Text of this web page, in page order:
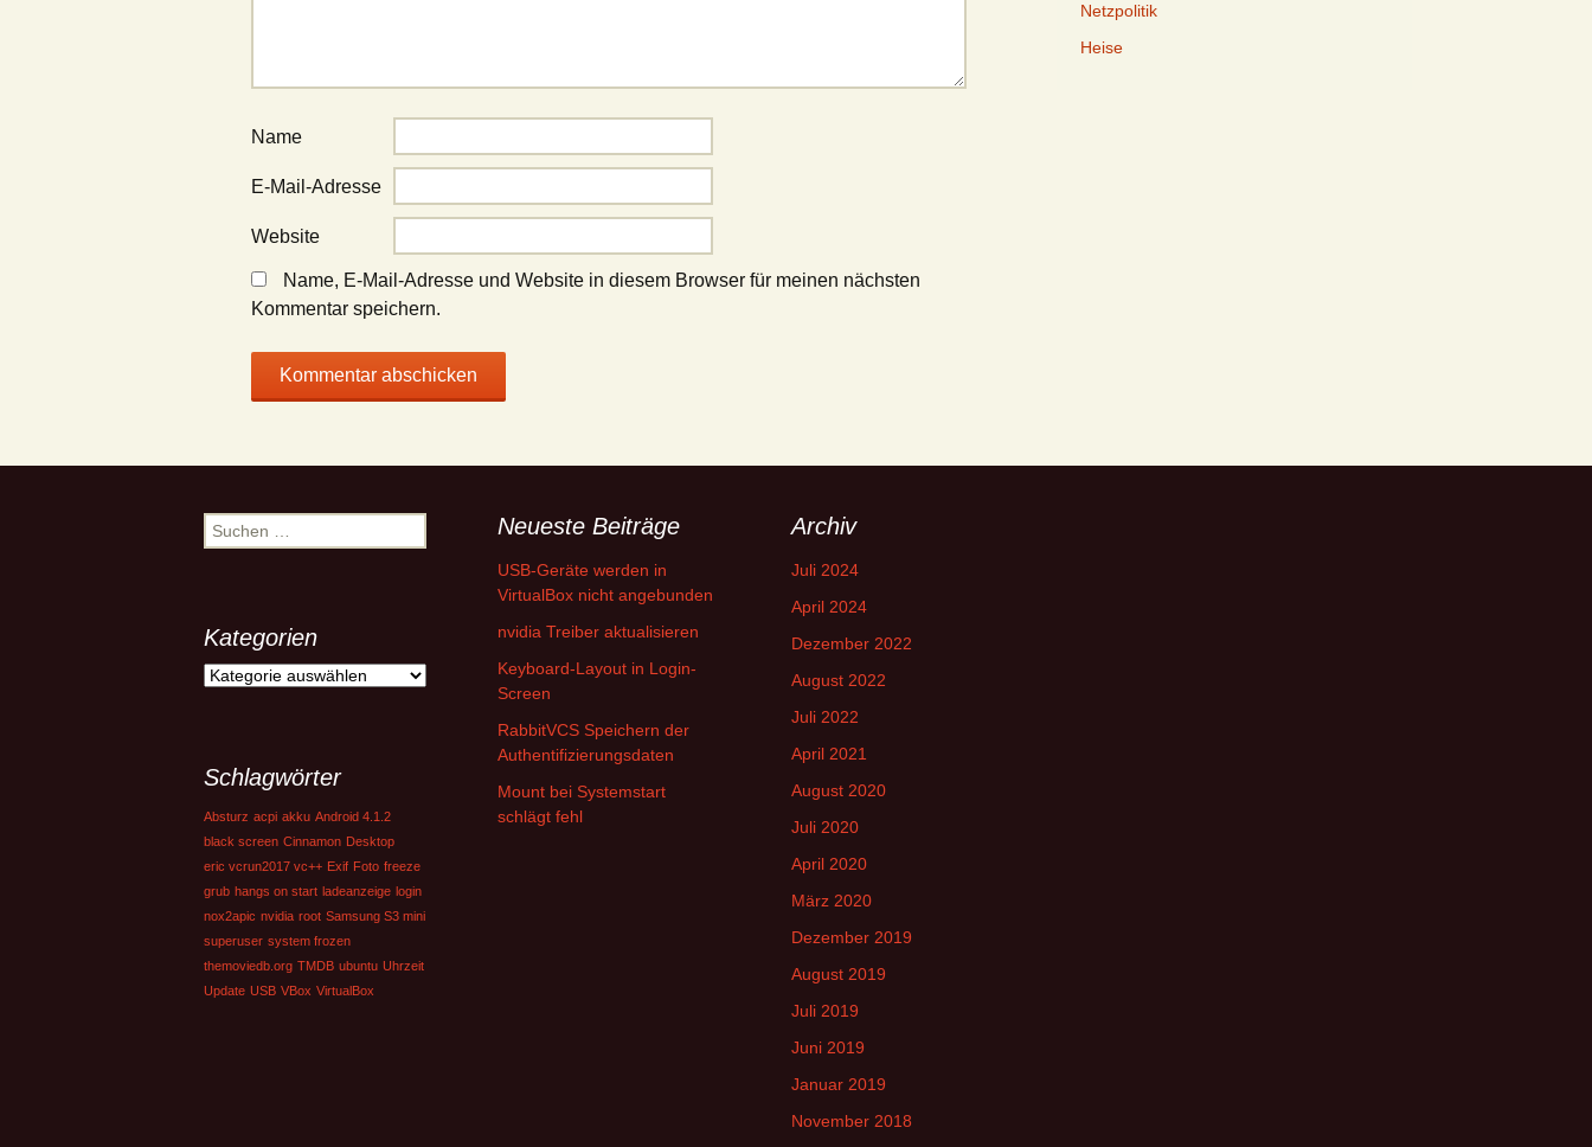
Name
E-Mail-Adresse
Website
Name, E-Mail-Adresse und Website in diesem Browser für meinen nächsten
Kommentar speichern.
Netzpolitik
Heise
Suchen
nach:
Neueste Beiträge
USB-Geräte werden in
VirtualBox nicht angebunden
nvidia Treiber aktualisieren
Keyboard-Layout in Login-
Screen
RabbitVCS Speichern der
Authentifizierungsdaten
Mount bei Systemstart
schlägt fehl
Archiv
Juli 2024
April 2024
Dezember 2022
August 2022
Juli 2022
April 2021
August 2020
Juli 2020
April 2020
März 2020
Dezember 2019
August 2019
Juli 2019
Juni 2019
Januar 2019
November 2018
Kategorien
Kategorien
Schlagwörter
Absturz acpi akku Android 4.1.2
black screen Cinnamon Desktop
eric vcrun2017 vc++ Exif Foto freeze
grub hangs on start ladeanzeige login
nox2apic nvidia root Samsung S3 mini
superuser system frozen
themoviedb.org TMDB ubuntu Uhrzeit
Update USB VBox VirtualBox